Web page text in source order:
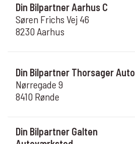
Din Bilpartner Aarhus C
Søren Frichs Vej 46
8230 Aarhus
Din Bilpartner Thorsager Auto
Nørregade 9
8410 Rønde
Din Bilpartner Galten